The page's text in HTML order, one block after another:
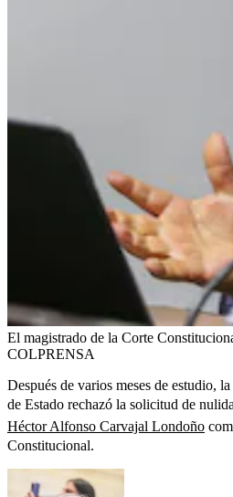
El magistrado de la Corte
COLPRENSA
Después de varios meses de estudio,
de Estado rechazó la solicitud de
Héctor Alfonso Carvajal Londoño
Constitucional.